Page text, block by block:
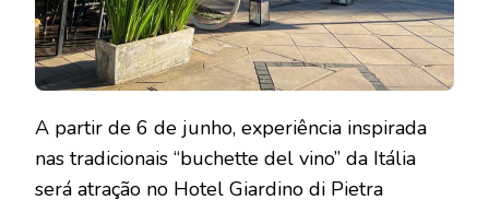
A partir de 6 de junho, experiência inspirada
nas tradicionais “buchette del vino” da Itália
será atração no Hotel Giardino di Pietra